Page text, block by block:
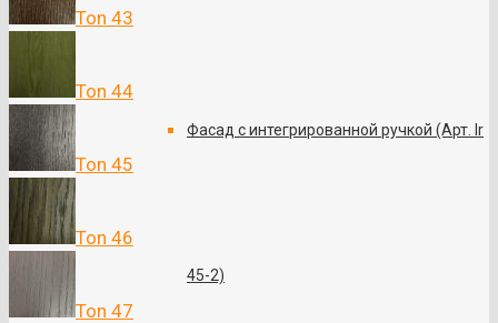
Фасад с интегрированной ручкой (Арт. Ir
45-2)
Ton 43
Ton 44
Ton 45
Ton 46
Ton 47